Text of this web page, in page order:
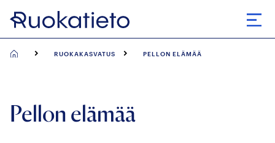
Siirry
suoraan
RUOKAKASVATUS PELLON ELÄMÄÄ
Pellon elämää